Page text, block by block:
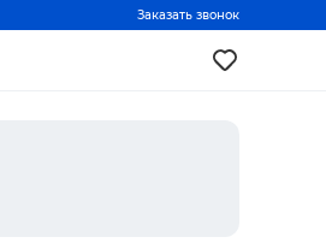
Заказать звонок